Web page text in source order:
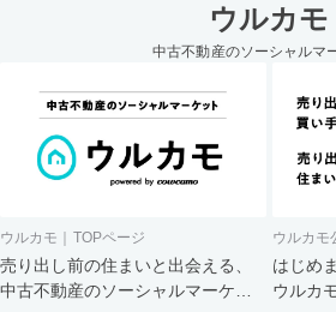
ウルカモ
中古不動産のソーシャルマ
ウルカモ｜TOPページ
売り出し前の住まいと出会える、
中古不動産のソーシャルマーケッ
ウルカモ
はじめ
ウルカ